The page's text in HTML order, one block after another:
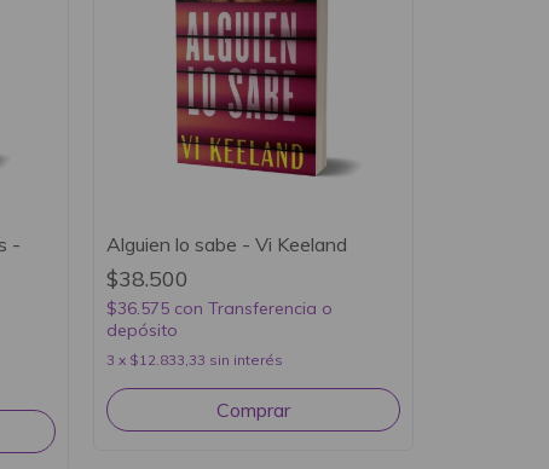
-
Alguien lo sabe - Vi Keeland
$38.500
$36.575 con Transferencia o
depósito
3 x $12.833,33 sin interés